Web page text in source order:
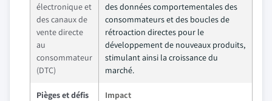
électronique et
des canaux de
vente directe
au
consommateur
(DTC)
des données comportementales des
consommateurs et des boucles de
rétroaction directes pour le
développement de nouveaux produits,
stimulant ainsi la croissance du
marché.
Pièges et défis Impact